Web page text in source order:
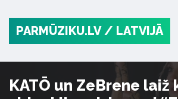
PARMŪZIKU.LV / LATVIJĀ
KATŌ un ZeBrene laiž